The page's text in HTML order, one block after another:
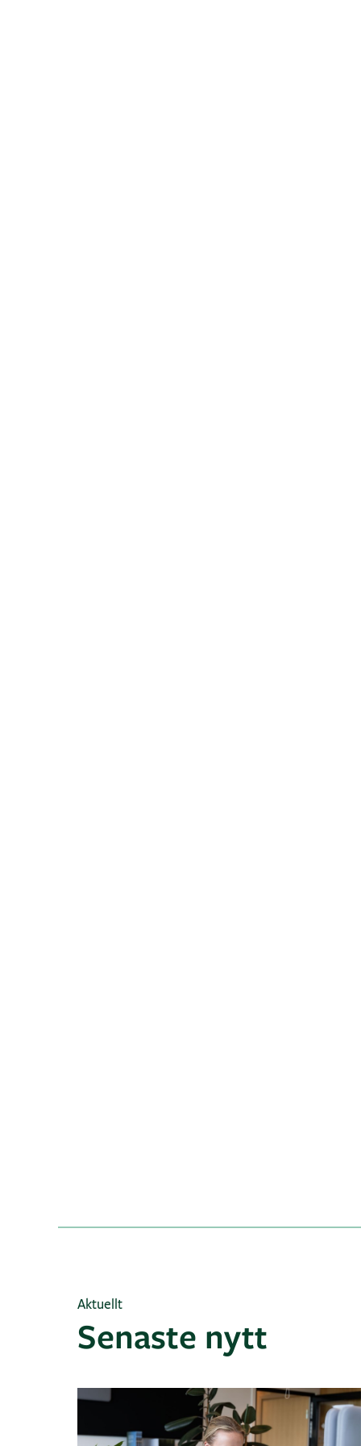
Aktuellt
Senaste nytt